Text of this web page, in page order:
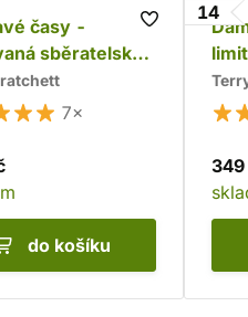
časy -
sběratelská
7×
do košíku
14
349